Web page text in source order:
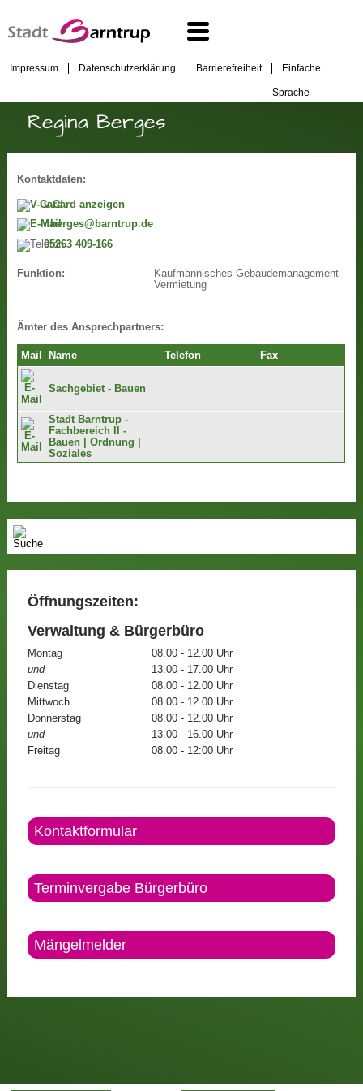
Impressum Datenschutzerklärung Barrierefreiheit Einfache
Sprache
Regina Berges
Kontaktdaten:
v-Card anzeigen
r.berges@barntrup.de
05263 409-166
Funktion:
Kaufmännisches Gebäudemanagement
Vermietung
Ämter des Ansprechpartners:
Mail Name Telefon Fax
Sachgebiet - Bauen
Stadt Barntrup -
Fachbereich II -
Bauen | Ordnung |
Soziales
Öffnungszeiten:
Verwaltung & Bürgerbüro
Montag
08.00 - 12.00 Uhr
und
13.00 - 17.00 Uhr
Dienstag
08.00 - 12.00 Uhr
Mittwoch
08.00 - 12.00 Uhr
Donnerstag
08.00 - 12.00 Uhr
und
13.00 - 16.00 Uhr
Freitag
08.00 - 12:00 Uhr
Kontaktformular
Terminvergabe Bürgerbüro
Mängelmelder